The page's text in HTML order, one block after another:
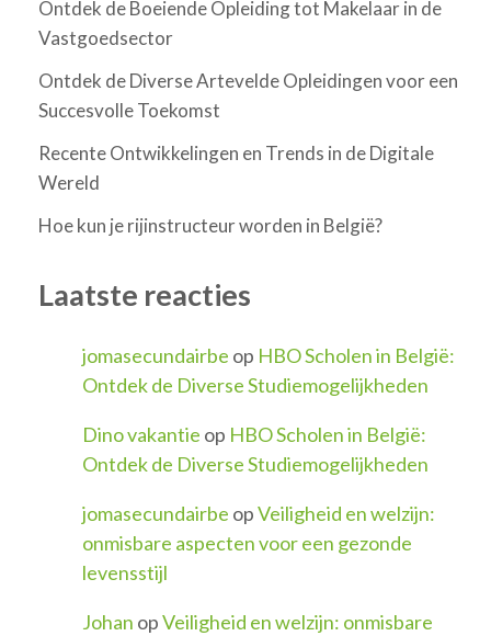
Ontdek de Boeiende Opleiding tot Makelaar in de
Vastgoedsector
Ontdek de Diverse Artevelde Opleidingen voor een
Succesvolle Toekomst
Recente Ontwikkelingen en Trends in de Digitale
Wereld
Hoe kun je rijinstructeur worden in België?
Laatste reacties
jomasecundairbe op HBO Scholen in België:
Ontdek de Diverse Studiemogelijkheden
Dino vakantie op HBO Scholen in België:
Ontdek de Diverse Studiemogelijkheden
jomasecundairbe opVeiligheid en welzijn:
onmisbare aspecten voor een gezonde
levensstijl
Johan opVeiligheid en welzijn: onmisbare